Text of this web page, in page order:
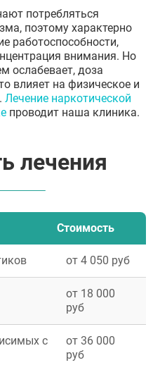
потребляться
поэтому характерно
работоспособности,
внимания. Но
ослабевает, доза
влияет на физическое и
Лечение наркотической
проводит наша клиника.
лечения
Стоимость
от 4 050 руб
от 18 000
руб
с
от 36 000
руб